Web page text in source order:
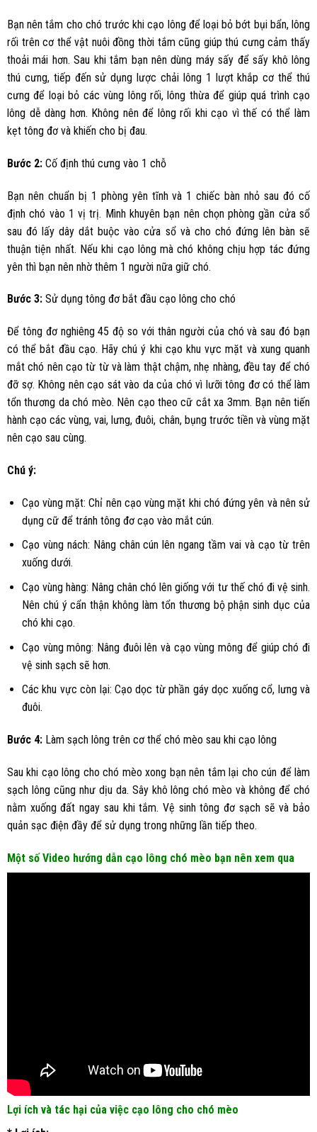
Bạn nên tắm cho chó trước khi cạo lông để loại bỏ bớt bụi bẩn, lông
rối trên cơ thể vật nuôi đồng thời tắm cũng giúp thú cưng cảm thấy
thoải mái hơn. Sau khi tắm bạn nên dùng máy sấy để sấy khô lông
thú cưng, tiếp đến sử dụng lược chải lông 1 lượt khắp cơ thể thú
cưng để loại bỏ các vùng lông rối, lông thừa để giúp quá trình cạo
lông dễ dàng hơn. Không nên để lông rối khi cạo vì thế có thể làm
kẹt tông đơ và khiến cho bị đau.
Bước 2: Cố định thú cưng vào 1 chỗ
Bạn nên chuẩn bị 1 phòng yên tĩnh và 1 chiếc bàn nhỏ sau đó cố
định chó vào 1 vị trị. Mình khuyên bạn nên chọn phòng gần cửa sổ
sau đó lấy dây dắt buộc vào cửa sổ và cho chó đứng lên bàn sẽ
thuận tiện nhất. Nếu khi cạo lông mà chó không chịu hợp tác đứng
yên thì bạn nên nhờ thêm 1 người nữa giữ chó.
Bước 3: Sử dụng tông đơ bắt đầu cạo lông cho chó
Để tông đơ nghiêng 45 độ so với thân người của chó và sau đó bạn
có thể bắt đầu cạo. Hãy chú ý khi cạo khu vực mặt và xung quanh
mắt chó nên cạo từ từ và làm thật chậm, nhẹ nhàng, đều tay để chó
đỡ sợ. Không nên cạo sát vào da của chó vì lưỡi tông đơ có thể làm
tổn thương da chó mèo. Nên cạo theo cữ cắt xa 3mm. Bạn nên tiến
hành cạo các vùng, vai, lưng, đuôi, chân, bụng trước tiền và vùng mặt
nên cạo sau cùng.
Chú ý:
Cạo vùng mặt: Chỉ nên cạo vùng mặt khi chó đứng yên và nên sử
dụng cữ để tránh tông đơ cạo vào mắt cún.
Cạo vùng nách: Nâng chân cún lên ngang tầm vai và cạo từ trên
xuống dưới.
Cạo vùng hàng: Nâng chân chó lên giống với tư thế chó đi vệ sinh.
Nên chú ý cẩn thận không làm tổn thương bộ phận sinh dục của
chó khi cạo.
Cạo vùng mông: Nâng đuôi lên và cạo vùng mông để giúp chó đi
vệ sinh sạch sẽ hơn.
Các khu vực còn lại: Cạo dọc từ phần gáy dọc xuống cổ, lưng và
đuôi.
Bước 4: Làm sạch lông trên cơ thể chó mèo sau khi cạo lông
Sau khi cạo lông cho chó mèo xong bạn nên tắm lại cho cún để làm
sạch lông cũng như dịu da. Sây khô lông chó mèo và không để chó
nằm xuống đất ngay sau khi tắm. Vệ sinh tông đơ sạch sẽ và bảo
quản sạc điện đầy để sử dụng trong những lần tiếp theo.
Một số Video hướng dẫn cạo lông chó mèo bạn nên xem qua
Lợi ích và tác hại của việc cạo lông cho chó mèo